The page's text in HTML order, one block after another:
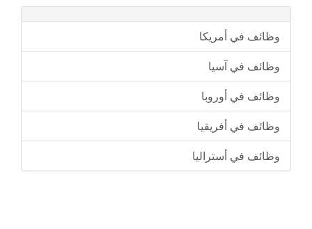
وظائف في أمريكا
وظائف في آسيا
وظائف في أوروبا
وظائف في أفريقيا
وظائف في أستراليا